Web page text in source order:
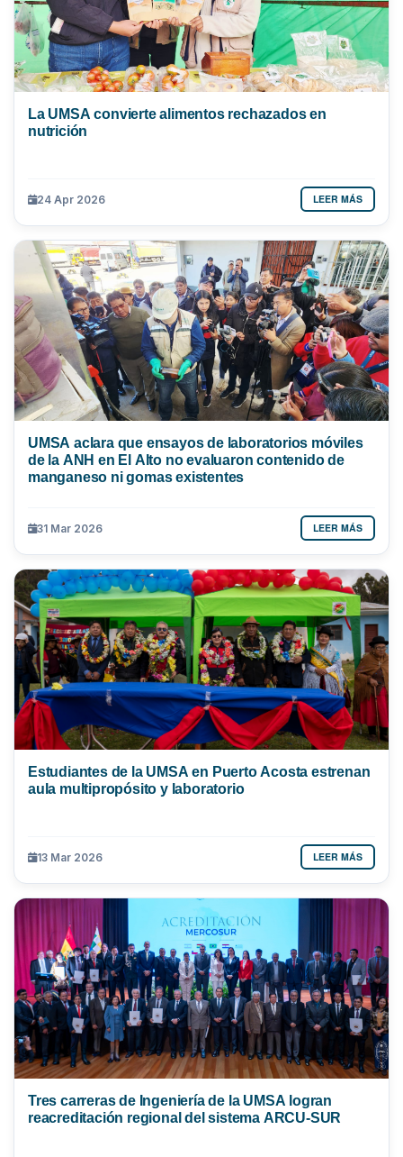
La UMSA convierte alimentos rechazados en
nutrición
24 Apr 2026 LEER MÁS
UMSA aclara que ensayos de laboratorios móviles
de la ANH en El Alto no evaluaron contenido de
manganeso ni gomas existentes
31 Mar 2026 LEER MÁS
Estudiantes de la UMSA en Puerto Acosta estrenan
aula multipropósito y laboratorio
13 Mar 2026 LEER MÁS
Tres carreras de Ingeniería de la UMSA logran
reacreditación regional del sistema ARCU-SUR